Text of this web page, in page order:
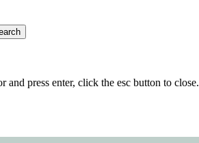
press enter, click the esc button to close.